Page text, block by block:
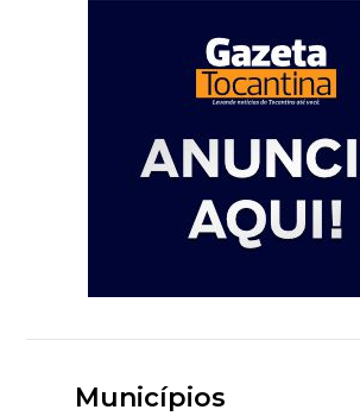
Municípios